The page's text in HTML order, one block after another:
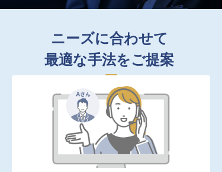
ニーズに合わせて
最適な手法をご提案